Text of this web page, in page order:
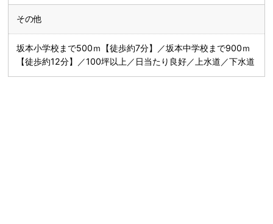
その他
坂本小学校まで500ｍ【徒歩約7分】／坂本中学校まで900ｍ
【徒歩約12分】／100坪以上／日当たり良好／上水道／下水道